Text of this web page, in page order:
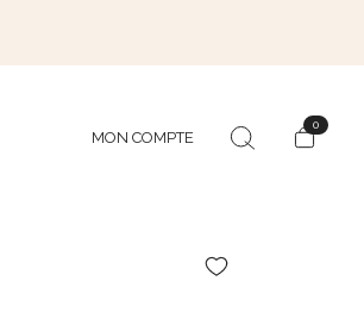
MON COMPTE
0